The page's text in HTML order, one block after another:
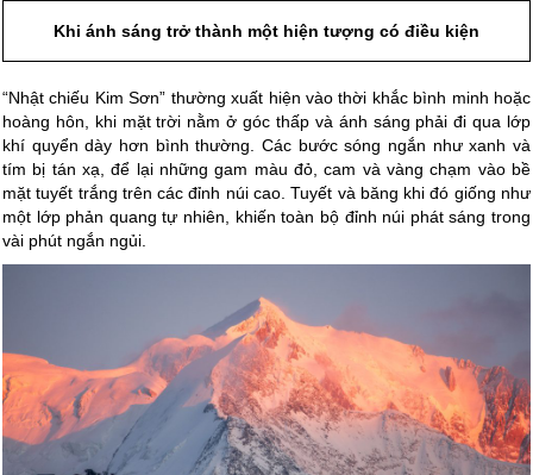
Khi ánh sáng trở thành một hiện tượng có điều kiện
“Nhật chiếu Kim Sơn” thường xuất hiện vào thời khắc bình minh hoặc
hoàng hôn, khi mặt trời nằm ở góc thấp và ánh sáng phải đi qua lớp
khí quyển dày hơn bình thường. Các bước sóng ngắn như xanh và
tím bị tán xạ, để lại những gam màu đỏ, cam và vàng chạm vào bề
mặt tuyết trắng trên các đỉnh núi cao. Tuyết và băng khi đó giống như
một lớp phản quang tự nhiên, khiến toàn bộ đỉnh núi phát sáng trong
vài phút ngắn ngủi.